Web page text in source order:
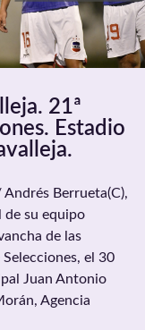
21ª
Estadio
Berrueta(C),
de su equipo
de las
el 30
Juan Antonio
Agencia